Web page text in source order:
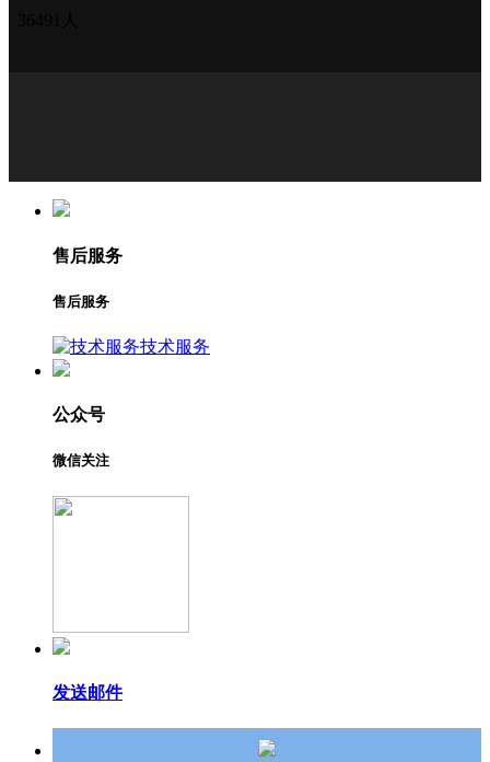
售后服务
售后服务
技术服务
公众号
微信关注
发送邮件